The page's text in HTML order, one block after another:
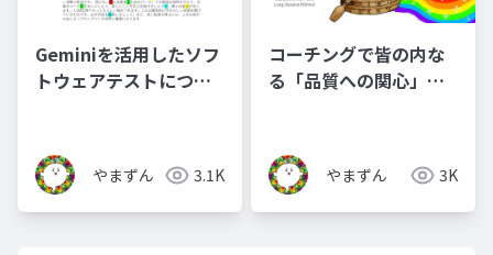
Geminiを活用したソフ
トウェアテストについ
やまずん 3.1K
コーチングで皆の内な
る「品質への関心」を
やまずん 3K